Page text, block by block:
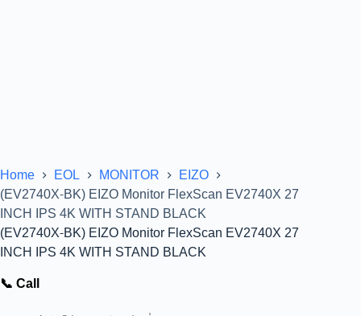
Home EOL MONITOR
EIZO
(EV2740X-BK) EIZO Monitor FlexScan EV2740X 27
INCH IPS 4K WITH STAND BLACK
(EV2740X-BK) EIZO Monitor FlexScan EV2740X 27
INCH IPS 4K WITH STAND BLACK
📞 Call